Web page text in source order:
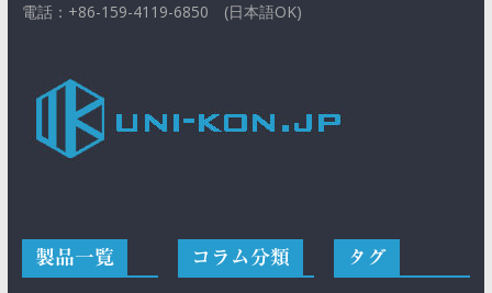
電話：+86-159-4119-6850 (日本語OK)
製品一覧 コラム分類 タグ